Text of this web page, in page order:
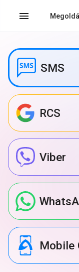
menu
SMS
RCS
Viber
Mobile